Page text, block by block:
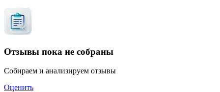
Отзывы пока не собраны
Собираем и анализируем отзывы
Оценить